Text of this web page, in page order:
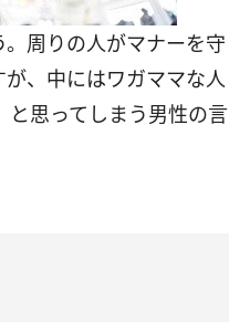
周りの人がマナーを守
、中にはワガママな人
思ってしまう男性の言